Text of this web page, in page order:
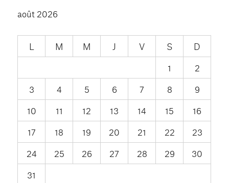
août 2026
L M M J V S
D
1
2
3
4 5 6 7 8
9
10
11 12 13 14 15
16
17
18 19 20 21 22
23
24
25 26 27 28 29
30
31